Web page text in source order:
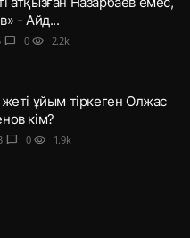
- Айд...
chat_bubble 0 visibility 2.2k
ұйым тіркеген Олжас
кім?
chat_bubble 0 visibility 1.9k